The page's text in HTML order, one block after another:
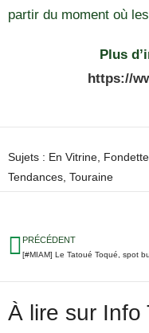
partir du moment où
Plus
https://
Sujets : En Vitrine,
Tendances, Touraine
PRÉCÉDENT
À lire sur Info